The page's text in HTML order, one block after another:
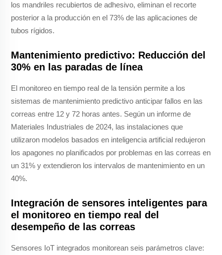
los mandriles recubiertos de adhesivo, eliminan el recorte
posterior a la producción en el 73% de las aplicaciones de
tubos rígidos.
Mantenimiento predictivo: Reducción del
30% en las paradas de línea
El monitoreo en tiempo real de la tensión permite a los
sistemas de mantenimiento predictivo anticipar fallos en las
correas entre 12 y 72 horas antes. Según un informe de
Materiales Industriales de 2024, las instalaciones que
utilizaron modelos basados en inteligencia artificial redujeron
los apagones no planificados por problemas en las correas en
un 31% y extendieron los intervalos de mantenimiento en un
40%.
Integración de sensores inteligentes para
el monitoreo en tiempo real del
desempeño de las correas
Sensores IoT integrados monitorean seis parámetros clave: